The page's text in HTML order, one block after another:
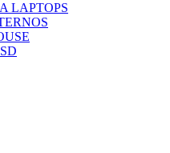
LAPTOPS